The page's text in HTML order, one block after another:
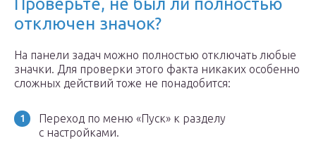
Проверьте, не был ли полностью
отключен значок?
На панели задач можно полностью отключать любые
значки. Для проверки этого факта никаких особенно
сложных действий тоже не понадобится:
Переход по меню «Пуск» к разделу
с настройками.